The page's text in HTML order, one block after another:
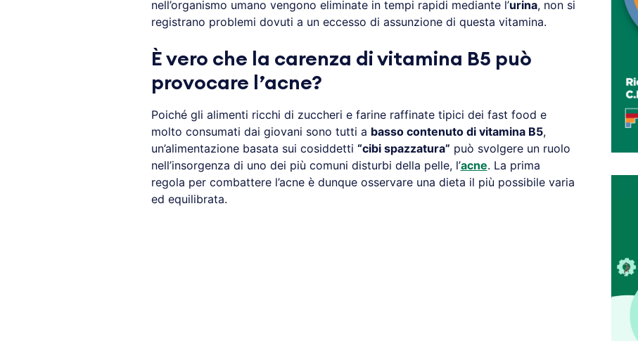
nell’organismo umano vengono eliminate in tempi rapidi mediante l’urina, non si
registrano problemi dovuti a un eccesso di assunzione di questa vitamina.
È vero che la carenza di vitamina B5 può
provocare l’acne?
Poiché gli alimenti ricchi di zuccheri e farine raffinate tipici dei fast food e
molto consumati dai giovani sono tutti a basso contenuto di vitamina B5,
un’alimentazione basata sui cosiddetti “cibi spazzatura” può svolgere un ruolo
nell’insorgenza di uno dei più comuni disturbi della pelle, l’acne. La prima
regola per combattere l’acne è dunque osservare una dieta il più possibile varia
ed equilibrata.